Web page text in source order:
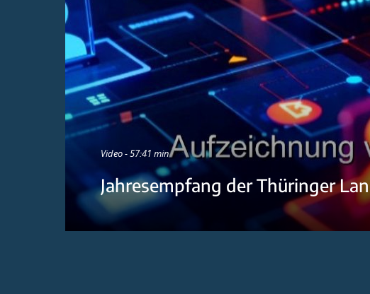
Video - 57:41 min
Jahresempfang der Thüringer